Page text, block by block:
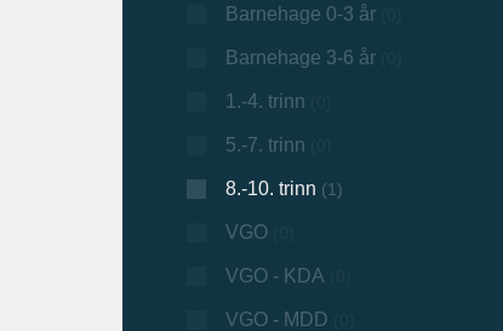
Barnehage 0-3 år(0)
Barnehage 3-6 år(0)
1.-4. trinn
5.-7. trinn
8.-10. trinn (1)
VGO(0)
VGO - KDA
VGO - MDD